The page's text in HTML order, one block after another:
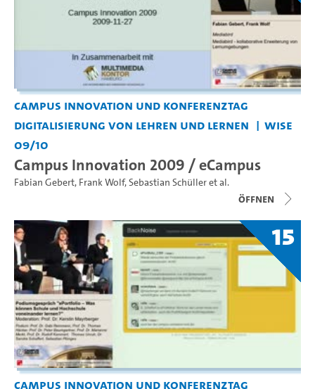
Campus Innovation und Konferenztag
Digitalisierung von Lehren und Lernen
WiSe
09/10
Campus Innovation 2009 / eCampus
Fabian Gebert, Frank Wolf,Sebastian Schülleret al.
Öffnen
15
Campus Innovation und Konferenztag